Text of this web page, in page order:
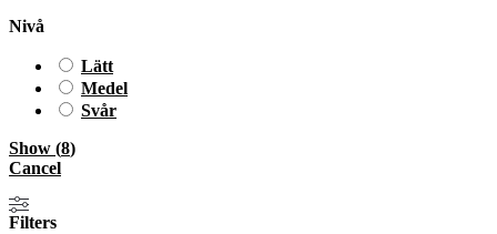
Nivå
Lätt
Medel
Svår
Show (8)
Cancel
Filters